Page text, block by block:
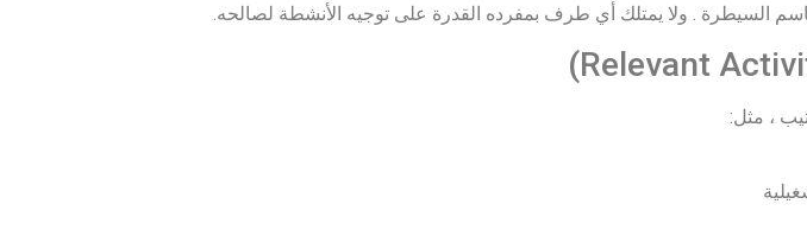
السيطرة . ولا يمتلك أي طرف بمفرده القدرة على توجيه الأنشطة لصالحه.
، مثل: